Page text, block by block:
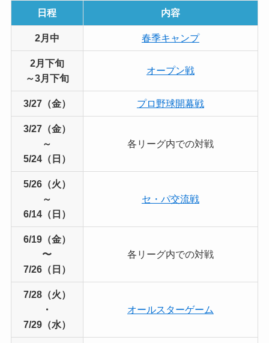
日程 内容
2月中 春季キャンプ
2月下旬
～3月下旬
オープン戦
3/27（金） プロ野球開幕戦
3/27（金）
～
5/24（日）
各リーグ内での対戦
5/26（火）
～
6/14（日）
セ・パ交流戦
6/19（金）
〜
7/26（日）
各リーグ内での対戦
7/28（火）
・
7/29（水）
オールスターゲーム